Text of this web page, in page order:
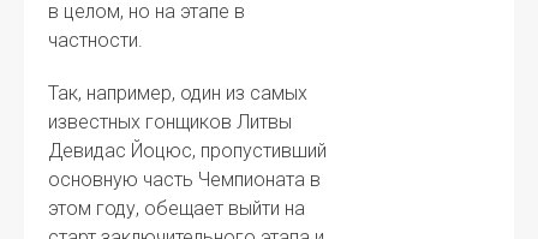
в целом, но на этапе в
частности.
Так, например, один из самых
известных гонщиков Литвы
Девидас Йоцюс, пропустивший
основную часть Чемпионата в
этом году, обещает выйти на